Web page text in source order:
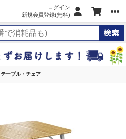
ログイン
新規会員登録(無料)
テーブル・チェア